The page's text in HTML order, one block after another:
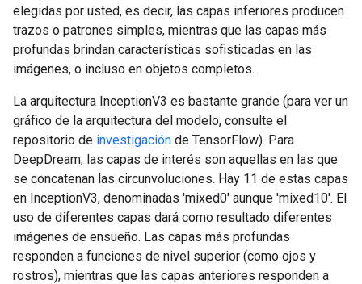
elegidas por usted, es decir, las capas inferiores producen
trazos o patrones simples, mientras que las capas más
profundas brindan características sofisticadas en las
imágenes, o incluso en objetos completos.
La arquitectura InceptionV3 es bastante grande (para ver un
gráfico de la arquitectura del modelo, consulte el
repositorio de investigación de TensorFlow). Para
DeepDream, las capas de interés son aquellas en las que
se concatenan las circunvoluciones. Hay 11 de estas capas
en InceptionV3, denominadas 'mixed0' aunque 'mixed10'. El
uso de diferentes capas dará como resultado diferentes
imágenes de ensueño. Las capas más profundas
responden a funciones de nivel superior (como ojos y
rostros), mientras que las capas anteriores responden a